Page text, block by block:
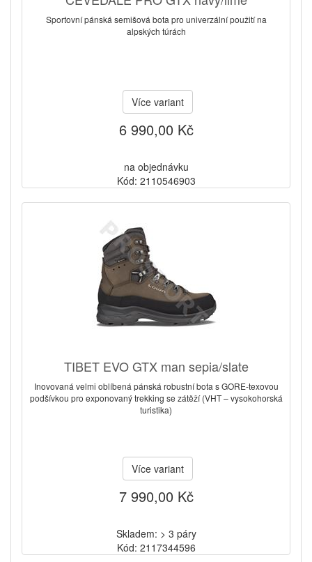
Sportovní pánská semišová bota pro univerzální použití na
alpských túrách
Více variant
6 990,00 Kč
na objednávku
Kód: 2110546903
TIBET EVO GTX man sepia/slate
Inovovaná velmi oblíbená pánská robustní bota s GORE-texovou
podšívkou pro exponovaný trekking se zátěží (VHT – vysokohorská
turistika)
Více variant
7 990,00 Kč
Skladem: > 3 páry
Kód: 2117344596